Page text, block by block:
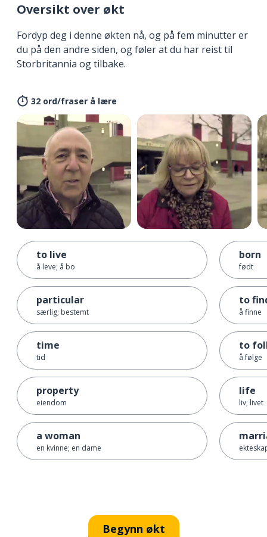
Oversikt over økt
Fordyp deg i denne økten nå, og på fem minutter er
du på den andre siden, og føler at du har reist til
Storbritannia og tilbake.
32 ord/fraser å lære
to live
å leve; å bo
particular
særlig; bestemt
time
tid
property
eiendom
a woman
en kvinne; en dame
born
født
to
å finne
to
å følge
life
liv; livet
Begynn økt